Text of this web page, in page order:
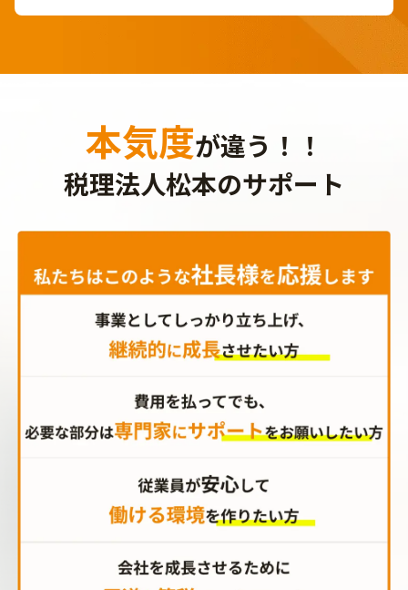
本気度が違う！！
税理法人松本のサポート